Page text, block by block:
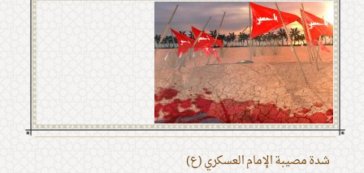
شدة مصيبة الإمام العسكري (ع)